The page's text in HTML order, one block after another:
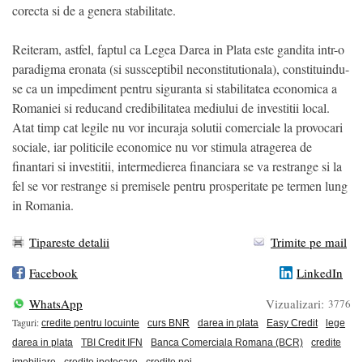
corecta si de a genera stabilitate.
Reiteram, astfel, faptul ca Legea Darea in Plata este gandita intr-o
paradigma eronata (si sussceptibil neconstitutionala), constituindu-
se ca un impediment pentru siguranta si stabilitatea economica a
Romaniei si reducand credibilitatea mediului de investitii local.
Atat timp cat legile nu vor incuraja solutii comerciale la provocari
sociale, iar politicile economice nu vor stimula atragerea de
finantari si investitii, intermedierea financiara se va restrange si la
fel se vor restrange si premisele pentru prosperitate pe termen lung
in Romania.
Tipareste detalii
Trimite pe mail
Facebook
LinkedIn
WhatsApp
Vizualizari: 3776
Taguri: credite pentru locuinte curs BNR darea in plata Easy Credit
lege
darea in plata
TBI Credit IFN Banca Comerciala Romana (BCR)
credite